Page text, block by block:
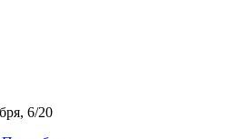
6/20